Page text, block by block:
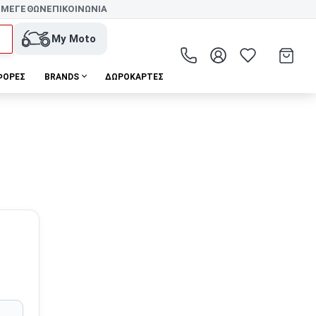
ΕΠΙΚΟΙΝΩΝΙΑ
My Moto
BRANDS ΔΩΡΟΚΆΡΤΕΣ